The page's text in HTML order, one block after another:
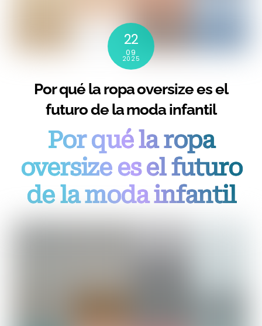
22
09
2025
Por qué la ropa oversize es el
futuro de la moda infantil
Por qué la ropa
oversize es el futuro
de la moda infantil